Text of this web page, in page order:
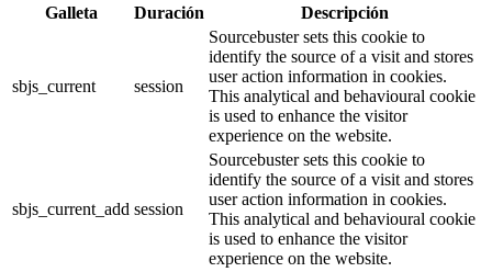
Galleta Duración Descripción
sbjs_current session
Sourcebuster sets this cookie to
identify the source of a visit and stores
user action information in cookies.
This analytical and behavioural cookie
is used to enhance the visitor
experience on the website.
sbjs_current_add session
Sourcebuster sets this cookie to
identify the source of a visit and stores
user action information in cookies.
This analytical and behavioural cookie
is used to enhance the visitor
experience on the website.